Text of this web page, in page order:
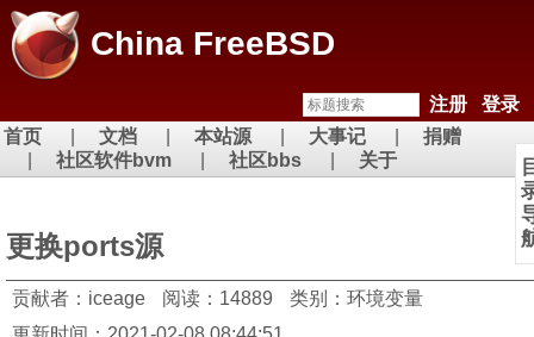
China FreeBSD
注册
登录
首页
文档 本站源 大事记
捐赠
社区软件bvm
社区bbs 关于
更换ports源
贡献者：iceage 阅读：14889
类别：环境变量